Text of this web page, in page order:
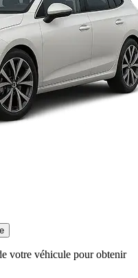
votre véhicule pour obtenir